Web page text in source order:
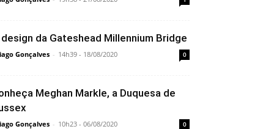
design da Gateshead Millennium Bridge
Gonçalves - 14h39 - 18/08/2020 0
Meghan Markle, a Duquesa de
Gonçalves - 10h23 - 06/08/2020 0